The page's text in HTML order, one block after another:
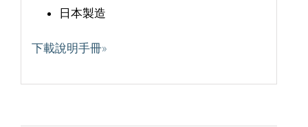
日本製造
下載說明手冊»